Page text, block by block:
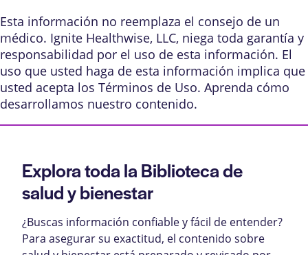
Esta información no reemplaza el consejo de un
médico. Ignite Healthwise, LLC, niega toda garantía y
responsabilidad por el uso de esta información. El
uso que usted haga de esta información implica que
usted acepta los Términos de Uso. Aprenda cómo
desarrollamos nuestro contenido.
Explora toda la Biblioteca de
salud y bienestar
¿Buscas información confiable y fácil de entender?
Para asegurar su exactitud, el contenido sobre